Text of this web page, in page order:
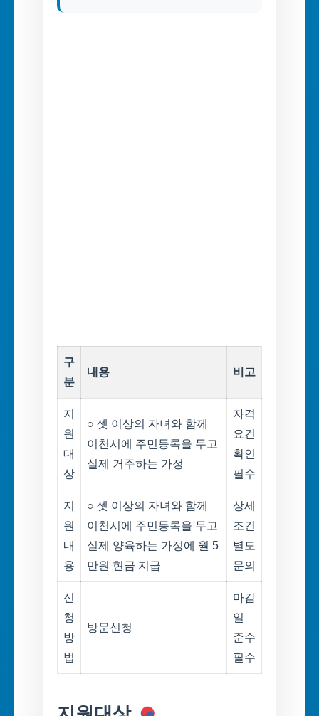
구
분
내용 비고
지
원
대
상
○ 셋 이상의 자녀와 함께
이천시에 주민등록을 두고
실제 거주하는 가정
자격
요건
확인
필수
지
원
내
용
○ 셋 이상의 자녀와 함께
이천시에 주민등록을 두고
실제 양육하는 가정에 월 5
만원 현금 지급
상세
조건
별도
문의
신
청
방
법
방문신청
마감
일
준수
필수